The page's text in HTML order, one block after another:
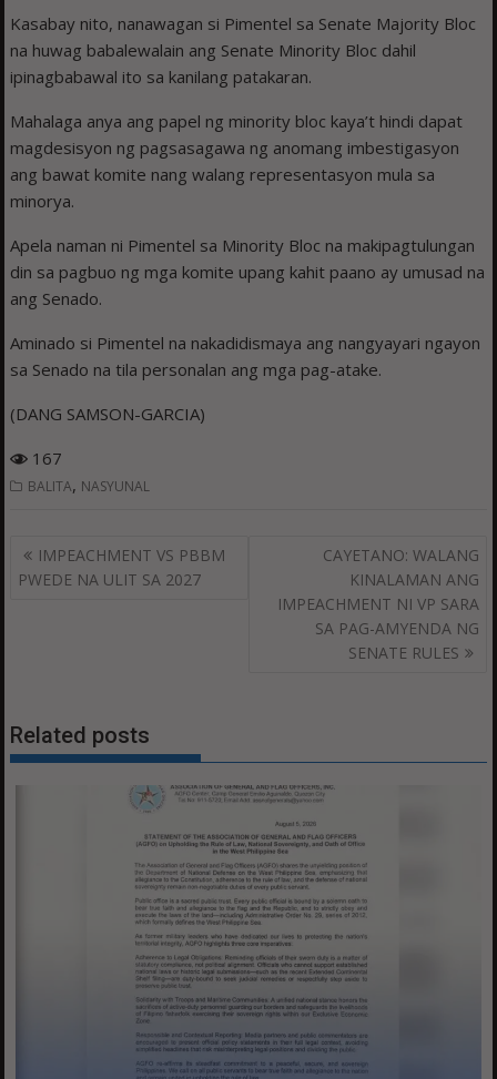
Kasabay nito, nanawagan si Pimentel sa Senate Majority Bloc
na huwag babalewalain ang Senate Minority Bloc dahil
ipinagbabawal ito sa kanilang patakaran.
Mahalaga anya ang papel ng minority bloc kaya’t hindi dapat
magdesisyon ng pagsasagawa ng anomang imbestigasyon
ang bawat komite nang walang representasyon mula sa
minorya.
Apela naman ni Pimentel sa Minority Bloc na makipagtulungan
din sa pagbuo ng mga komite upang kahit paano ay umusad na
ang Senado.
Aminado si Pimentel na nakadidismaya ang nangyayari ngayon
sa Senado na tila personalan ang mga pag-atake.
(DANG SAMSON-GARCIA)
167
BALITA, NASYUNAL
Post
navigation
IMPEACHMENT VS PBBM
PWEDE NA ULIT SA 2027
CAYETANO: WALANG
KINALAMAN ANG
IMPEACHMENT NI VP SARA
SA PAG-AMYENDA NG
SENATE RULES
Related posts